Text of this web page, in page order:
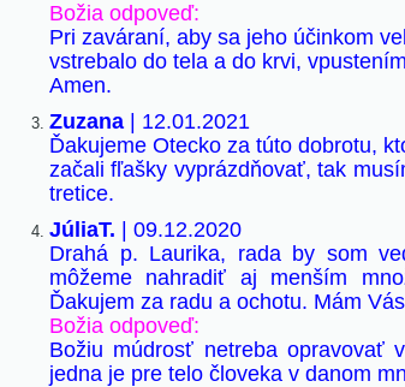
Božia odpoveď:
Pri zaváraní, aby sa jeho účinkom
vstrebalo do tela a do krvi,
Amen.
Zuzana | 12.01.2021
Ďakujeme Otecko za túto dobrotu,
začali fľašky vyprázdňovať, tak
tretice.
JúliaT.
| 09.12.2020
Drahá p. Laurika, rada by som
môžeme nahradiť aj menším
Ďakujem za radu a ochotu. Mám
Božia odpoveď:
Božiu múdrosť netreba opravovať
jedna je pre telo človeka v danom